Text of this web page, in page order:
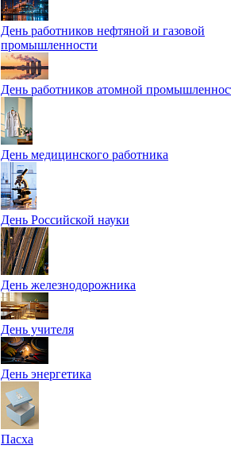
День работников нефтяной и газовой
промышленности
День работников атомной
День медицинского работника
День Российской науки
День железнодорожника
День учителя
День энергетика
Пасха